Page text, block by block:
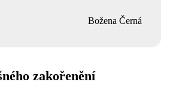
Božena Černá
zakořenění